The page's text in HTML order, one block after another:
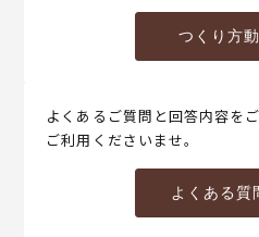
つくり方
よくあるご質問と回答内容を
ご利用くださいませ。
よくある質